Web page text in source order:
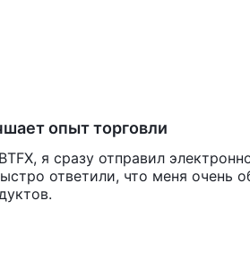
опыт торговли
я сразу отправил
ответили, что меня очень